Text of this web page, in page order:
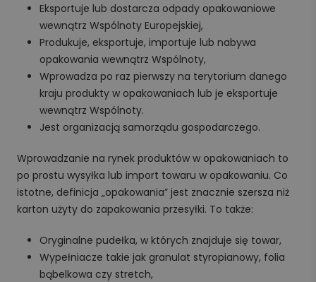
Eksportuje lub dostarcza odpady opakowaniowe
wewnątrz Wspólnoty Europejskiej,
Produkuje, eksportuje, importuje lub nabywa
opakowania wewnątrz Wspólnoty,
Wprowadza po raz pierwszy na terytorium danego
kraju produkty w opakowaniach lub je eksportuje
wewnątrz Wspólnoty.
Jest organizacją samorządu gospodarczego.
Wprowadzanie na rynek produktów w opakowaniach to
po prostu wysyłka lub import towaru w opakowaniu. Co
istotne, definicja „opakowania” jest znacznie szersza niż
karton użyty do zapakowania przesyłki. To także:
Oryginalne pudełka, w których znajduje się towar,
Wypełniacze takie jak granulat styropianowy, folia
bąbelkowa czy stretch,